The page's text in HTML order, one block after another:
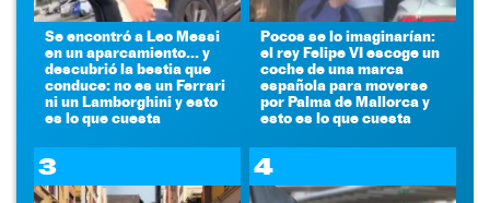
Se encontró a Leo Messi
en un aparcamiento... y
descubrió la bestia que
conduce: no es un Ferrari
ni un Lamborghini y esto
es lo que cuesta
Pocos se lo imaginarían:
el rey Felipe VI escoge un
coche de una marca
española para moverse
por Palma de Mallorca y
esto es lo que cuesta
3 4